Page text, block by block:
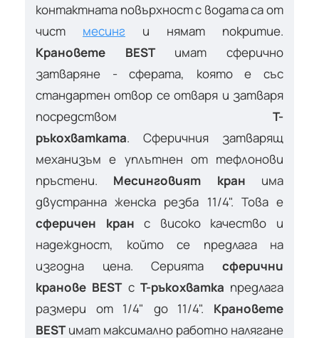
контактната повърхност с водата са от
чист месинг и нямат покритие.
Крановете
BESTимат сферично
затваряне - сферата, която е със
стандартен отвор се отваря и затваря
посредством Т-
ръкохватката. Сферичния затварящ
механизъм е уплътнен от тефлонови
пръстени. Месинговият кран има
двустранна женска резба 11/4". Това е
сферичен кран с високо качество и
надеждност, който се предлага на
изгодна цена. Серията сферични
кранове BESTс Т-ръкохватка предлага
размери от 1/4" до 11/4". Крановете
BESTимат максимално работно налягане